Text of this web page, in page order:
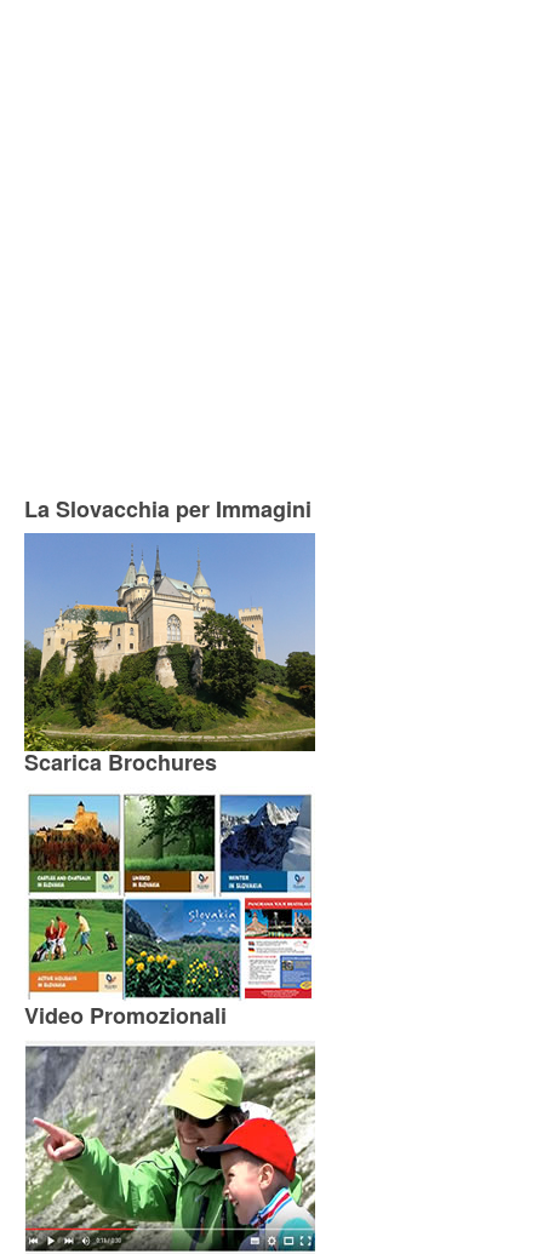
La Slovacchia per Immagini
Scarica Brochures
Video Promozionali